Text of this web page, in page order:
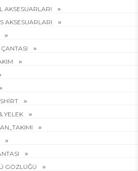
AKSESUARLARI
AKSESUARLARI
YELEK
GÖZLÜĞÜ